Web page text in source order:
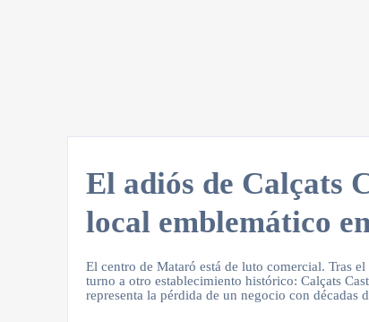
El adiós de Calçats
local emblemático
El centro de Mataró está de luto comercial. Tras
turno a otro establecimiento histórico: Calçats
representa la pérdida de un negocio con